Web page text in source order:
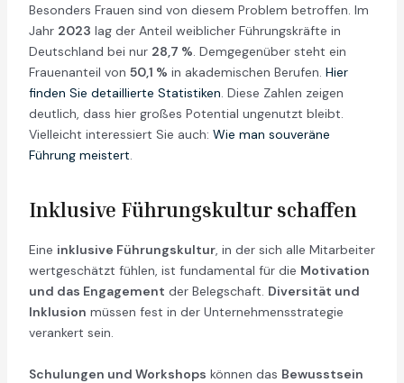
Besonders Frauen sind von diesem Problem betroffen. Im
Jahr 2023 lag der Anteil weiblicher Führungskräfte in
Deutschland bei nur 28,7 %. Demgegenüber steht ein
Frauenanteil von 50,1 % in akademischen Berufen. Hier
finden Sie detaillierte Statistiken. Diese Zahlen zeigen
deutlich, dass hier großes Potential ungenutzt bleibt.
Vielleicht interessiert Sie auch: Wie man souveräne
Führung meistert.
Inklusive Führungskultur schaffen
Eine inklusive Führungskultur, in der sich alle Mitarbeiter
wertgeschätzt fühlen, ist fundamental für die Motivation
und das Engagement der Belegschaft. Diversität und
Inklusion müssen fest in der Unternehmensstrategie
verankert sein.
Schulungen und Workshops können das Bewusstsein